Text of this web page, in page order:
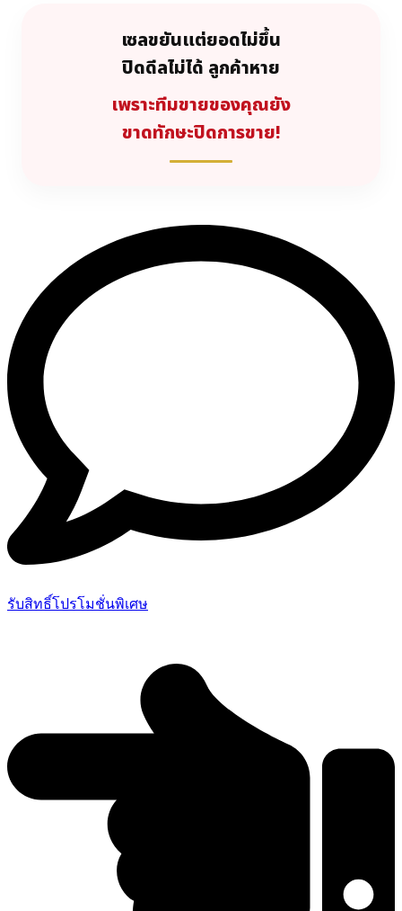
เซลขยันแต่ยอดไม่ขึ้น
ปิดดีลไม่ได้ ลูกค้าหาย
เพราะทีมขายของคุณยัง
ขาดทักษะปิดการขาย!
รับสิทธิ์โปรโมชั่นพิเศษ